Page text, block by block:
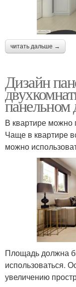
читать дальше →
Дизайн
панельном
В квартире можно
Чаще в квартире
можно
Площадь должна
использоваться.
увеличению